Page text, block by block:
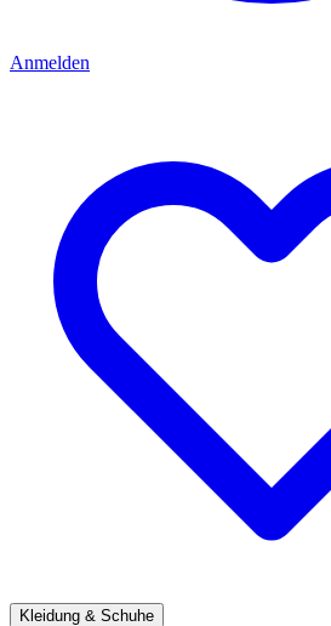
Anmelden
Kleidung & Schuhe